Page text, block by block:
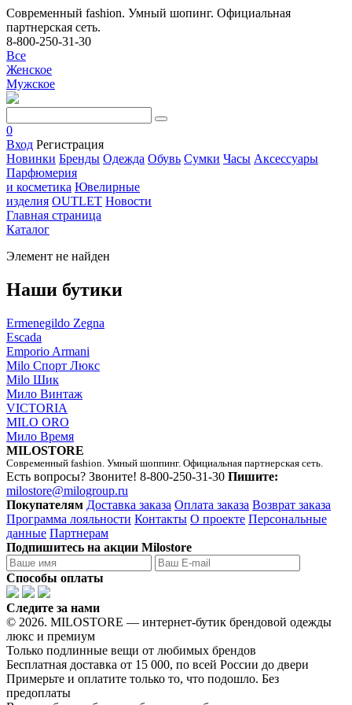
Современный fashion. Умный шопинг. Официальная
партнерская сеть.
8-800-250-31-30
Все
Женское
Мужское
0
Вход Регистрация
Новинки Бренды Одежда Обувь Сумки Часы Аксессуары
Парфюмерия
и косметика Ювелирные
изделия OUTLET Новости
Главная страница
Каталог
Элемент не найден
Наши бутики
Ermenegildo Zegna
Escada
Emporio Armani
Milo Спорт Люкс
Milo Шик
Мило Винтаж
VICTORIA
MILO ORO
Мило Время
MILOSTORE
Современный fashion. Умный шоппинг. Официальная партнерская сеть.
Есть вопросы? Звоните! 8-800-250-31-30 Пишите:
milostore@milogroup.ru
Покупателям Доставка заказа Оплата заказа Возврат заказа
Программа лояльности Контакты О проекте Персональные
данные Партнерам
Подпишитесь на акции Milostore
Способы оплаты
Следите за нами
© 2026. MILOSTORE — интернет-бутик брендовой одежды
люкс и премиум
Только подлинные вещи от любимых брендов
Бесплатная доставка от 15 000, по всей России до двери
Примерьте и оплатите только то, что подошло. Без
предоплаты